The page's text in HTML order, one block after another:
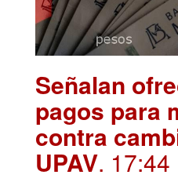
Señalan
pagos para
contra
UPAV. 17:44